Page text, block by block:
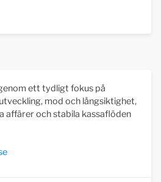
ett tydligt fokus på
mod och långsiktighet,
affärer och stabila kassaflöden